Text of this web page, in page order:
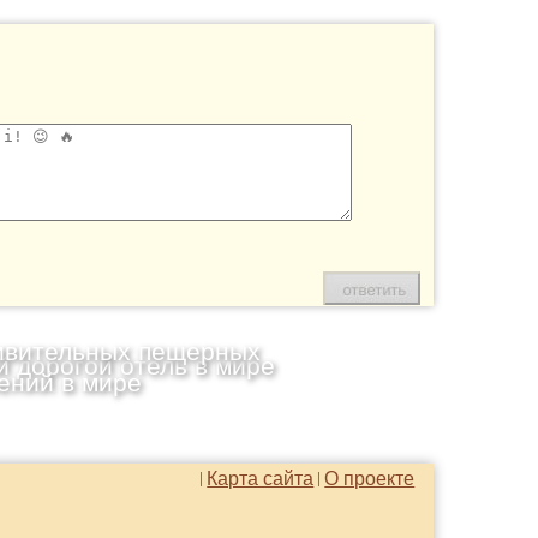
дорогой отель в мире
пещерных
в мире
О проекте
Карта сайта